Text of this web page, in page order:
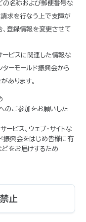
の名称および郵便番号な
求を行なう上で支障が
、登録情報を変更させて
ービスに関連した情報な
ーモールド振興会から
あります。
のご参加をお願いした
ビス、ウェブ・サイトな
振興会をはじめ皆様に有
をお届けするため
止